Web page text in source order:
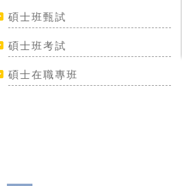
碩士班甄試
碩士班考試
碩士在職專班